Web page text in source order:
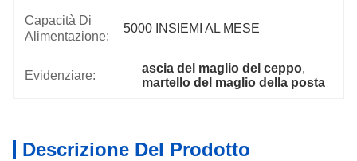
Capacità Di
Alimentazione:
5000 INSIEMI AL MESE
Evidenziare:
ascia del maglio del ceppo,
martello del maglio della posta
Descrizione Del Prodotto